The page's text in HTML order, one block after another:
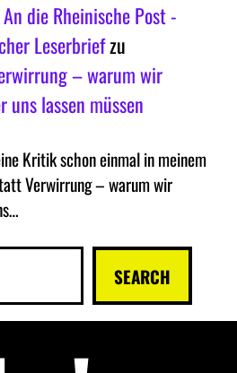
die Rheinische Post -
Leserbriefzu
– warum wir
lassen müssen
Kritik schon einmal in meinem
Verwirrung – warum wir
SEARCH